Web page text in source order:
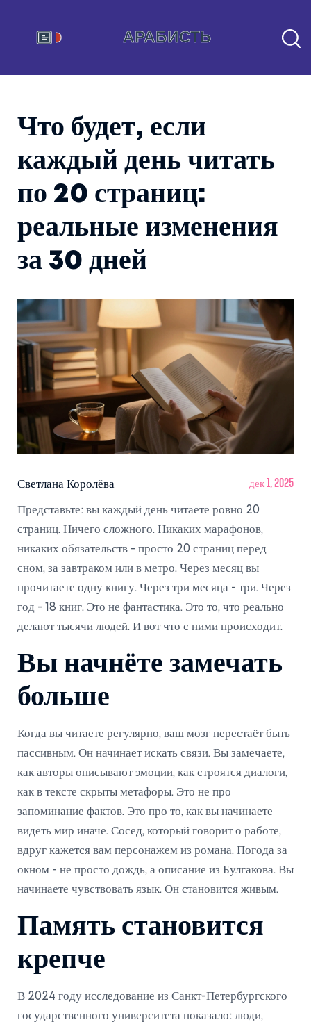
Что будет, если
каждый день читать
по 20 страниц:
реальные изменения
за 30 дней
Светлана Королёва дек 1, 2025
Представьте: вы каждый день читаете ровно 20
страниц. Ничего сложного. Никаких марафонов,
никаких обязательств - просто 20 страниц перед
сном, за завтраком или в метро. Через месяц вы
прочитаете одну книгу. Через три месяца - три. Через
год - 18 книг. Это не фантастика. Это то, что реально
делают тысячи людей. И вот что с ними происходит.
Вы начнёте замечать
больше
Когда вы читаете регулярно, ваш мозг перестаёт быть
пассивным. Он начинает искать связи. Вы замечаете,
как авторы описывают эмоции, как строятся диалоги,
как в тексте скрыты метафоры. Это не про
запоминание фактов. Это про то, как вы начинаете
видеть мир иначе. Сосед, который говорит о работе,
вдруг кажется вам персонажем из романа. Погода за
окном - не просто дождь, а описание из Булгакова. Вы
начинаете чувствовать язык. Он становится живым.
Память становится
крепче
В 2024 году исследование из Санкт-Петербургского
государственного университета показало: люди,